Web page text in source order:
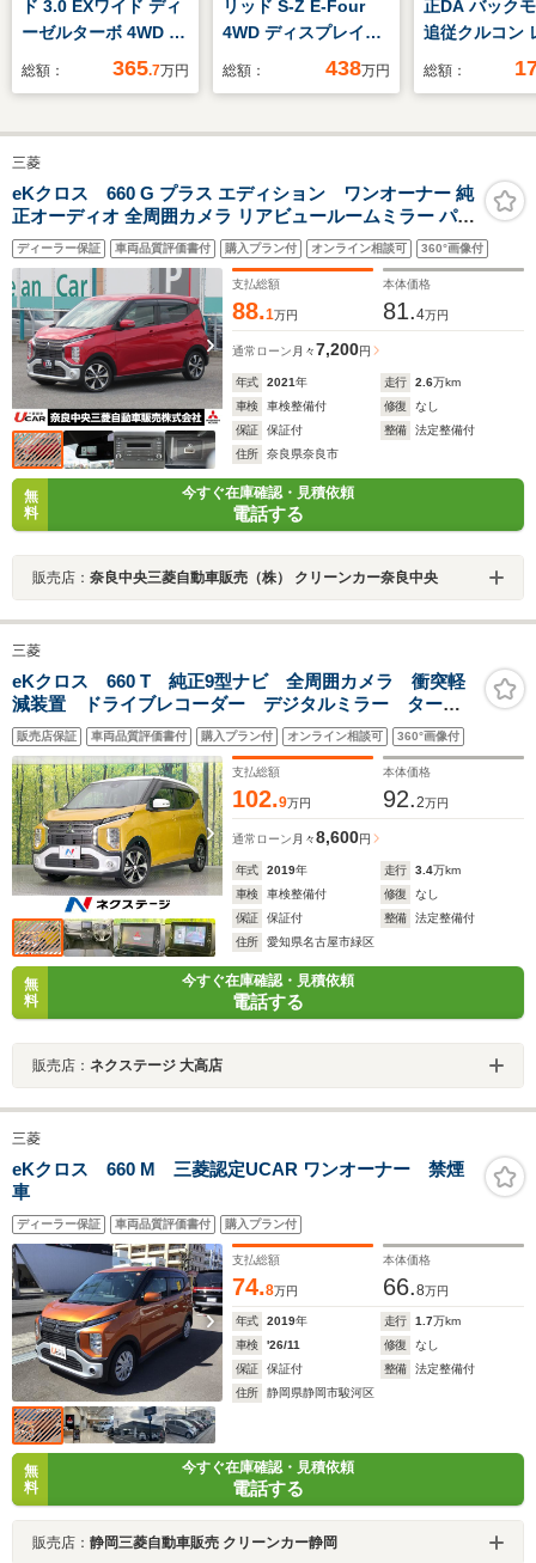
ド 3.0 EXワイド ディ
ーゼルターボ 4WD テ
ールランプ 後席シー
FLEXオリジナルフロ
アーマット 社外リフ
トアップメッキ部マッ
トブラック塗装
AMS15インチホイー
ル ETC 前席
RECAROシート
総額： 365.7万円
リッド S-Z E-Four
4WD ディスプレイオ
ーディオプラス バッ
イブレコーダー シー
ープアシスト 横滑り
防止装置
総額： 438万円
正DA バック
追従クルコン
キープ 衝突
前方ドラレコ
スラ 社外フロ
ト 14インチア
イール
総額：
三菱
eKクロス 660 G プラス エディション ワンオーナー 純
正オーディオ 全周囲カメラ リアビュールームミラー パー
キングセンサー 衝突被害軽減ブレーキ 誤発進抑制機能 ヒ
ルディセントコントロール オートマチックハイビーム ス
マートキー シートヒーター
ディーラー保証 車両品質評価書付 購入プラン付 オンライン相談可 360°画像付
支払総額
88.1万円
本体価格
81.4万円
通常ローン 月々7,200円
年式 2021年 走行 2.6万km
車検
車検整備付 修復
なし
保証
保証付 整備
法定整備付
住所
奈良県奈良市
無
料
今すぐ在庫確認・見積依頼
電話する
販売店： 奈良中央三菱自動車販売（株） クリーンカー奈良中央
三菱
eKクロス 660 T 純正9型ナビ 全周囲カメラ 衝突軽
減装置 ドライブレコーダー デジタルミラー ター
ボ LEDヘッドライト オートエアコン スマートキ
ー Bluetooth再生 フルセグ
販売店保証 車両品質評価書付 購入プラン付 オンライン相談可 360°画像付
支払総額
102.9万円
本体価格
92.2万円
通常ローン 月々8,600円
年式 2019年 走行 3.4万km
車検
車検整備付 修復
なし
保証
保証付 整備
法定整備付
住所
愛知県名古屋市緑区
無
料
今すぐ在庫確認・見積依頼
電話する
販売店： ネクステージ 大高店
三菱
eKクロス 660 M 三菱認定UCAR ワンオーナー 禁煙
車
ディーラー保証 車両品質評価書付 購入プラン付
支払総額
74.8万円
本体価格
66.8万円
年式 2019年 走行 1.7万km
車検
'26/11 修復
なし
保証
保証付 整備
法定整備付
住所
静岡県静岡市駿河区
無
料
今すぐ在庫確認・見積依頼
電話する
販売店： 静岡三菱自動車販売 クリーンカー静岡